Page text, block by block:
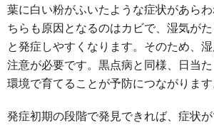
葉に白い粉がふいたような症状があら
ちらも原因となるのはカビで、湿気が
と発症しやすくなります。そのため、
注意が必要です。黒点病と同様、日当
環境で育てることが予防につながります
発症初期の段階で発見できれば、症状